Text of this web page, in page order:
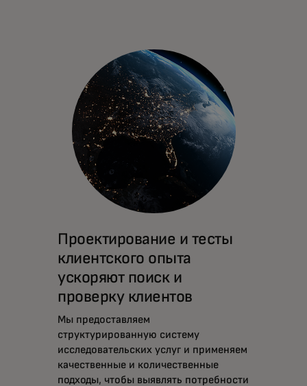
Проектирование и тесты
клиентского опыта
ускоряют поиск и
проверку клиентов
Мы предоставляем
структурированную систему
исследовательских услуг и применяем
качественные и количественные
подходы, чтобы выявлять потребности